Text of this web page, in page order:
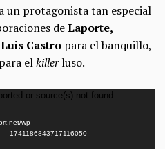
un protagonista tan especial
deLaporte,
Castro para el banquillo,
elkillerluso.
or source(s) not found
wp-
1741186843717116050-